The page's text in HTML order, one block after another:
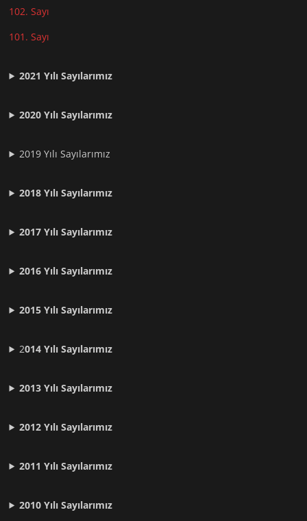
102. Sayı
101. Sayı
2021 Yılı Sayılarımız
2020 Yılı Sayılarımız
2019 Yılı Sayılarımız
2018 Yılı Sayılarımız
2017 Yılı Sayılarımız
2016 Yılı Sayılarımız
2015 Yılı Sayılarımız
2014 Yılı Sayılarımız
2013 Yılı Sayılarımız
2012 YılıSayılarımız
2011 YılıSayılarımız
2010 YılıSayılarımız